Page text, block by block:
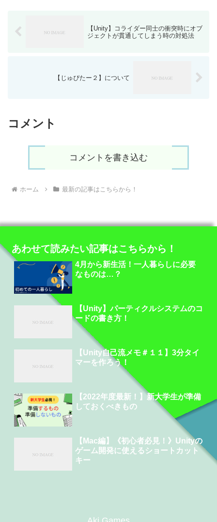
【Unity】コライダー同士の衝突時にオブ
ジェクトが貫通してしまう時の対処法
【じゅぴたー２】について
コメント
コメントを書き込む
ホーム 最新の記事はこちらから！
あわせて読みたい記事はこちらから！
4月から新生活！一人暮らしに必要
なものは…？
【Unity】パーティクルシステムのコ
ードの書き方！
【Unity自己流メモ＃１１】3分タイ
マーを作ろう！
【2022年度最新！】新大学生が準備
しておくべきもの
【Mac編】《初心者必見！》Unityの
ゲーム開発に使えるショートカット
キー